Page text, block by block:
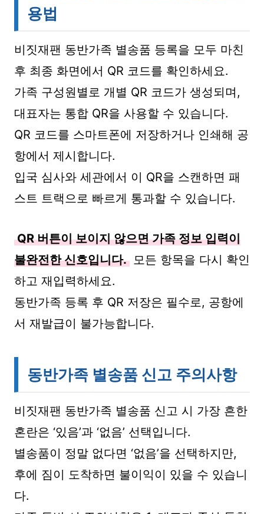
용법
비짓재팬 동반가족 별송품 등록을 모두 마친
후 최종 화면에서 QR 코드를 확인하세요.
가족 구성원별로 개별 QR 코드가 생성되며,
대표자는 통합 QR을 사용할 수 있습니다.
QR 코드를 스마트폰에 저장하거나 인쇄해 공
항에서 제시합니다.
입국 심사와 세관에서 이 QR을 스캔하면 패
스트 트랙으로 빠르게 통과할 수 있습니다.
QR 버튼이 보이지 않으면 가족 정보 입력이
불완전한 신호입니다. 모든 항목을 다시 확인
하고 재입력하세요.
동반가족 등록 후 QR 저장은 필수로, 공항에
서 재발급이 불가능합니다.
동반가족 별송품 신고 주의사항
비짓재팬 동반가족 별송품 신고 시 가장 흔한
혼란은 ‘있음’과 ‘없음’ 선택입니다.
별송품이 정말 없다면 ‘없음’을 선택하지만,
후에 짐이 도착하면 불이익이 있을 수 있습니
다.